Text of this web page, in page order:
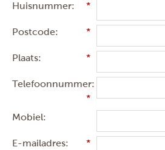
Huisnummer:
Postcode:
Plaats:
Telefoonnummer:
Mobiel:
E-mailadres: